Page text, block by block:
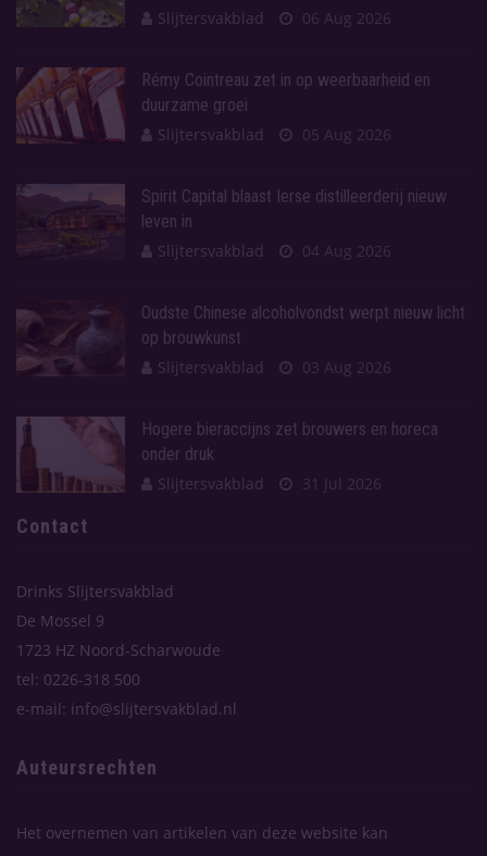
Slijtersvakblad
06 Aug 2026
Rémy Cointreau zet in op weerbaarheid en
duurzame groei
Slijtersvakblad
05 Aug 2026
Spirit Capital blaast Ierse distilleerderij nieuw
leven in
Slijtersvakblad
04 Aug 2026
Oudste Chinese alcoholvondst werpt nieuw licht
op brouwkunst
Slijtersvakblad
03 Aug 2026
Hogere bieraccijns zet brouwers en horeca
onder druk
Slijtersvakblad
31 Jul 2026
Contact
Drinks Slijtersvakblad
De Mossel 9
1723 HZ Noord-Scharwoude
tel: 0226-318 500
e-mail: info@slijtersvakblad.nl
Auteursrechten
Het overnemen van artikelen van deze website kan